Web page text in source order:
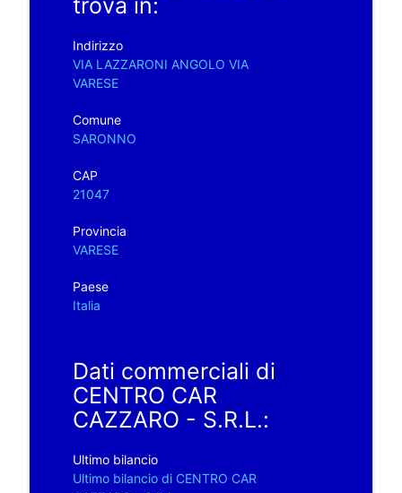
Indirizzo
VIA LAZZARONI ANGOLO VIA
VARESE
Comune
SARONNO
CAP
21047
Provincia
VARESE
Paese
Italia
Dati commerciali di
CENTRO CAR
CAZZARO - S.R.L.:
Ultimo bilancio
Ultimo bilancio di CENTRO CAR